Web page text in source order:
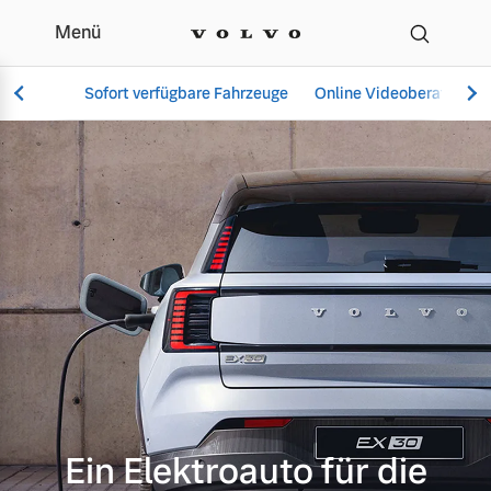
Elektromobilität |
Menü
Sofort verfügbare Fahrzeuge Online Videoberatung
Vollelektrisch
6 Modelle
Plug-in Hybrid
3 Modelle
Aktuelle Angebote
Geschäftskunden
Unser Team
Kontakt und Anfahrt
Ein Elektroauto für die